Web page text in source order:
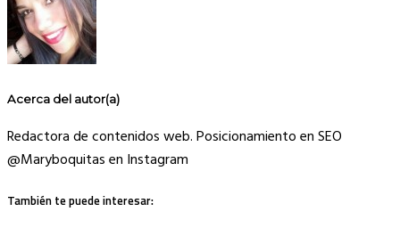
Acerca del autor(a)
Redactora de contenidos web. Posicionamiento en SEO
@Maryboquitas en Instagram
También te puede interesar: